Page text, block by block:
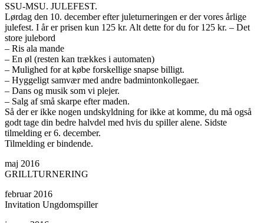
SSU-MSU. JULEFEST.
Lørdag den 10. december efter juleturneringen er der vores årlige
julefest. I år er prisen kun 125 kr. Alt dette for du for 125 kr. – Det
store julebord
– Ris ala mande
– En øl (resten kan trækkes i automaten)
– Mulighed for at købe forskellige snapse billigt.
– Hyggeligt samvær med andre badmintonkollegaer.
– Dans og musik som vi plejer.
– Salg af små skarpe efter maden.
Så der er ikke nogen undskyldning for ikke at komme, du må også
godt tage din bedre halvdel med hvis du spiller alene. Sidste
tilmelding er 6. december.
Tilmelding er bindende.
maj 2016
GRILLTURNERING
februar 2016
Invitation Ungdomspiller